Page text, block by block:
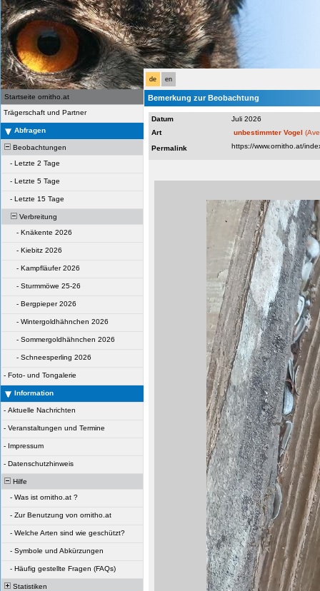
de en
Startseite ornitho.at
Trägerschaft und Partner
Abfragen
Beobachtungen
- Letzte 2 Tage
- Letzte 5 Tage
- Letzte 15 Tage
Verbreitung
- Knäkente 2026
- Kiebitz 2026
- Kampfläufer 2026
- Sturmmöwe 25-26
- Bergpieper 2026
- Wintergoldhähnchen 2026
- Sommergoldhähnchen 2026
- Schneesperling 2026
- Foto- und Tongalerie
Information
- Aktuelle Nachrichten
- Veranstaltungen und Termine
- Impressum
- Datenschutzhinweis
Hilfe
- Was ist ornitho.at ?
- Zur Benutzung von ornitho.at
- Welche Arten sind wie geschützt?
- Symbole und Abkürzungen
- Häufig gestellte Fragen (FAQs)
Statistiken
Bemerkung zur Beobachtung
Datum
Juli 2026
Art
unbestimmter Vogel
Permalink